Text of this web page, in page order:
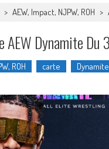
> AEW, Impact, NJPW, ROH >
AEW Dynamite Du
ROH carte Dynamite